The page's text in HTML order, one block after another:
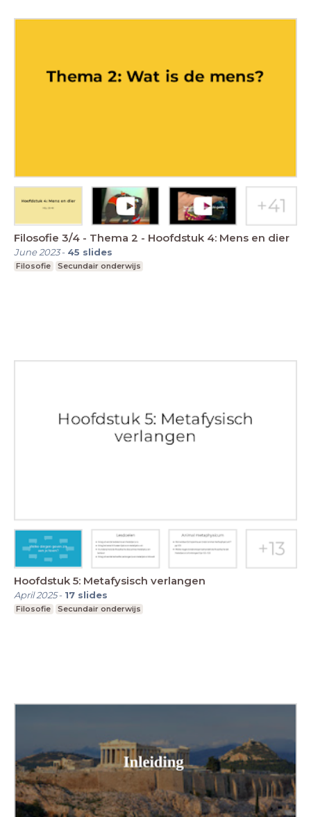
Filosofie 3/4 - Thema 2 - Hoofdstuk 4: Mens en dier
June 2023- 45 slides
Filosofie Secundair onderwijs
Hoofdstuk 5: Metafysisch verlangen
April 2025- 17 slides
Filosofie Secundair onderwijs